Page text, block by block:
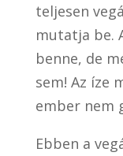
teljesen
mutatja be.
benne, de
sem! Az íze
ember nem
Ebben a